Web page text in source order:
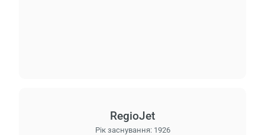
RegioJet
Рік заснування: 1926